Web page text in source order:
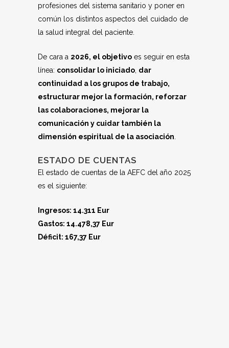
profesiones del sistema sanitario y poner en
común los distintos aspectos del cuidado de
la salud integral del paciente.
De cara a 2026, el objetivo es seguir en esta
línea: consolidar lo iniciado dar
continuidad a los grupos de trabajo,
estructurar mejor la formación, reforzar
las colaboraciones, mejorar la
comunicación y cuidar también la
dimensión espiritual de la asociación
ESTADO DE CUENTAS
El estado de cuentas de la AEFC del año 2025
es el siguiente:
Ingresos: 14.311 Eur
Gastos: 14.478,37 Eur
Déficit: 167,37 Eur